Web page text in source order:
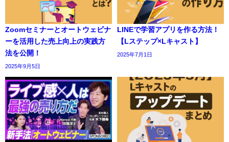
Zoomセミナーとオートウェビナ
ーを活用した売上向上の実践方
法を公開！
2025年9月5日
LINEで学習アプリを作る方法！
【Lステップ×Lキャスト】
2025年7月1日